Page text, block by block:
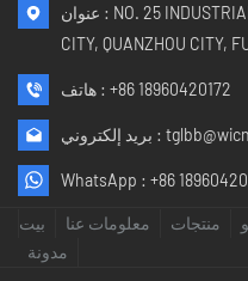
عنوان : NO. 25 INDUSTRIAL AVENUE, SHUITOU TOWN, NAN'AN
CITY, QUANZHOU CITY,
هاتف : +86 18960420172
بريد إلكتروني :
WhatsApp : +86
بيت معلومات عنا منتجات
مدونة